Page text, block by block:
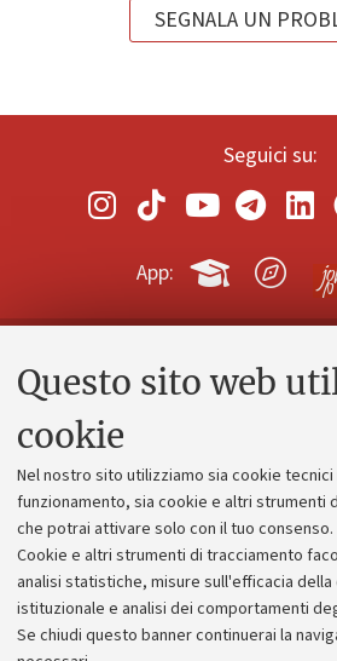
Questo sito web
cookie
Nel nostro sito utilizziamo sia cookie
funzionamento, sia cookie e altri strumenti
che potrai attivare solo con il tuo consenso.
Cookie e altri strumenti di tracciamento
analisi statistiche, misure sull'efficacia della
istituzionale e analisi dei comportamenti
Se chiudi questo banner continuerai la
SEGNALA UN
Seguici su:
App:
Contatti e PEC
Alumni
Piano strategico
Bilanci
Donazioni e